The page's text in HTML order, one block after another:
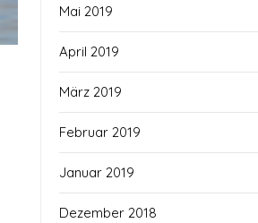
Mai 2019
April 2019
März 2019
Februar 2019
Januar 2019
Dezember 2018